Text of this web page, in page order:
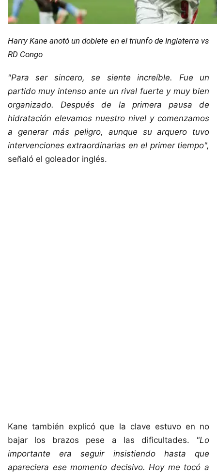
Harry Kane anotó un doblete en el triunfo de Inglaterra vs
RD Congo
"Para ser sincero, se siente increíble. Fue un
partido muy intenso ante un rival fuerte y muy bien
organizado. Después de la primera pausa de
hidratación elevamos nuestro nivel y comenzamos
a generar más peligro, aunque su arquero tuvo
intervenciones extraordinarias en el primer tiempo",
señaló el goleador inglés.
Kane también explicó que la clave estuvo en no
bajar los brazos pese a las dificultades. "Lo
importante era seguir insistiendo hasta que
apareciera ese momento decisivo. Hoy me tocó a